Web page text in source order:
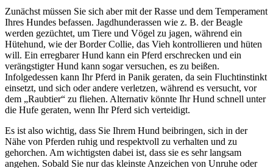
Zunächst müssen Sie sich aber mit der Rasse und dem Temperament
Ihres Hundes befassen. Jagdhunderassen wie z. B. der Beagle
werden gezüchtet, um Tiere und Vögel zu jagen, während ein
Hütehund, wie der Border Collie, das Vieh kontrollieren und hüten
will. Ein erregbarer Hund kann ein Pferd erschrecken und ein
verängstigter Hund kann sogar versuchen, es zu beißen.
Infolgedessen kann Ihr Pferd in Panik geraten, da sein Fluchtinstinkt
einsetzt, und sich oder andere verletzen, während es versucht, vor
dem „Raubtier“ zu fliehen. Alternativ könnte Ihr Hund schnell unter
die Hufe geraten, wenn Ihr Pferd sich verteidigt.
Es ist also wichtig, dass Sie Ihrem Hund beibringen, sich in der
Nähe von Pferden ruhig und respektvoll zu verhalten und zu
gehorchen. Am wichtigsten dabei ist, dass sie es sehr langsam
angehen. Sobald Sie nur das kleinste Anzeichen von Unruhe oder